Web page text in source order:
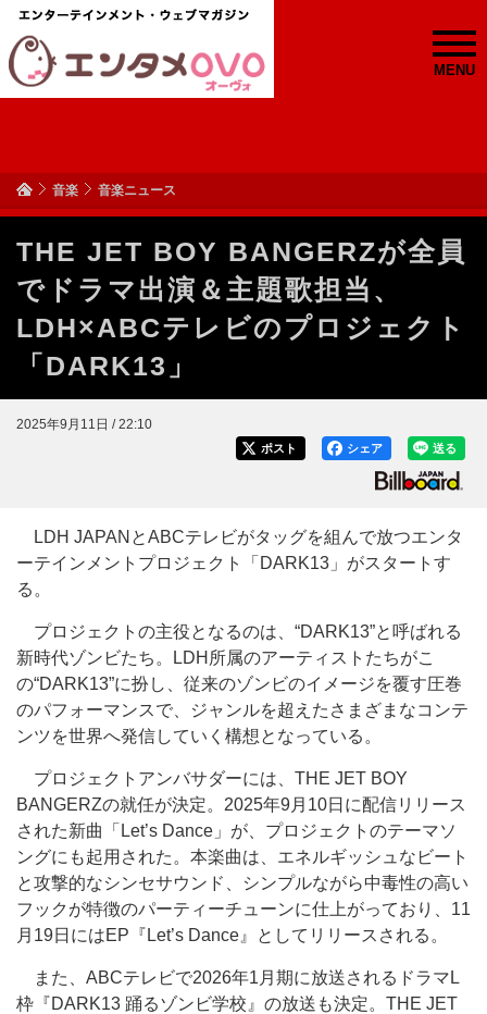
MENU
音楽 音楽ニュース
THE JET BOY BANGERZが全員
でドラマ出演＆主題歌担当、
LDH×ABCテレビのプロジェクト
「DARK13」
2025年9月11日 / 22:10
送る
シェア
ポスト
LDH JAPANとABCテレビがタッグを組んで放つエンタ
ーテインメントプロジェクト「DARK13」がスタートす
る。
プロジェクトの主役となるのは、“DARK13”と呼ばれる
新時代ゾンビたち。LDH所属のアーティストたちがこ
の“DARK13”に扮し、従来のゾンビのイメージを覆す圧巻
のパフォーマンスで、ジャンルを超えたさまざまなコンテ
ンツを世界へ発信していく構想となっている。
プロジェクトアンバサダーには、THE JET BOY
BANGERZの就任が決定。2025年9月10日に配信リリース
された新曲「Let’s Dance」が、プロジェクトのテーマソ
ングにも起用された。本楽曲は、エネルギッシュなビート
と攻撃的なシンセサウンド、シンプルながら中毒性の高い
フックが特徴のパーティーチューンに仕上がっており、11
月19日にはEP『Let’s Dance』としてリリースされる。
また、ABCテレビで2026年1月期に放送されるドラマL
枠『DARK13 踊るゾンビ学校』の放送も決定。THE JET